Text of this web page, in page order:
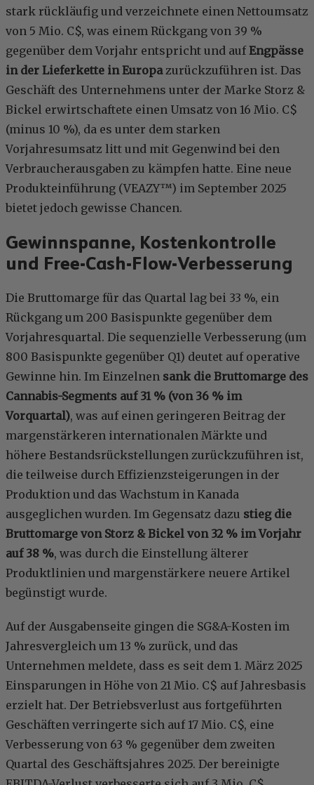
stark rückläufig und verzeichnete einen Nettoumsatz
von 5 Mio. C$, was einem Rückgang von 39 %
gegenüber dem Vorjahr entspricht und aufEngpässe
in der Lieferkette in Europazurückzuführen ist. Das
Geschäft des Unternehmens unter der Marke Storz &
Bickel erwirtschaftete einen Umsatz von 16 Mio. C$
(minus 10 %), da es unter dem starken
Vorjahresumsatz litt und mit Gegenwind bei den
Verbraucherausgaben zu kämpfen hatte. Eine neue
Produkteinführung (VEAZY™) im September 2025
bietet jedoch gewisse Chancen.
Gewinnspanne, Kostenkontrolle
und Free-Cash-Flow-Verbesserung
Die Bruttomarge für das Quartal lag bei 33 %, ein
Rückgang um 200 Basispunkte gegenüber dem
Vorjahresquartal. Die sequenzielle Verbesserung (um
800 Basispunkte gegenüber Q1) deutet auf operative
Gewinne hin. Im Einzelnen sank die Bruttomarge des
Cannabis-Segments auf 31 % (von 36 % im
Vorquartal), was auf einen geringeren Beitrag der
margenstärkeren internationalen Märkte und
höhere Bestandsrückstellungen zurückzuführen ist,
die teilweise durch Effizienzsteigerungen in der
Produktion und das Wachstum in Kanada
ausgeglichen wurden. Im Gegensatz dazu stieg die
Bruttomarge von Storz & Bickel von 32 % im Vorjahr
auf 38 %, was durch die Einstellung älterer
Produktlinien und margenstärkere neuere Artikel
begünstigt wurde.
Auf der Ausgabenseite gingen die SG&A-Kosten im
Jahresvergleich um 13 % zurück, und das
Unternehmen meldete, dass es seit dem 1. März 2025
Einsparungen in Höhe von 21 Mio. C$ auf Jahresbasis
erzielt hat. Der Betriebsverlust aus fortgeführten
Geschäften verringerte sich auf 17 Mio. C$, eine
Verbesserung von 63 % gegenüber dem zweiten
Quartal des Geschäftsjahres 2025. Der bereinigte